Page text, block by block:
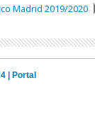
Madrid 2019/2020
| Portal